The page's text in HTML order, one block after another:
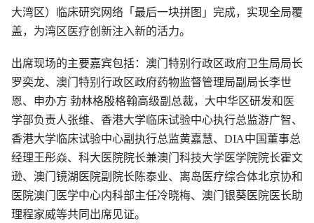
大湾区）临床研究网络「最后一块拼图」完成，实现全局覆
盖，为湾区医疗创新注入新的活力。
出席现场的主要嘉宾包括：澳门特别行政区政府卫生局局长
罗奕龙、澳门特别行政区政府药物监督管理局副局长李世
恩、申办方 勃林格殷格翰高级副总裁，大中华区研发和医
学部负责人张维、香港大学临床试验中心执行总监游广智、
香港大学临床试验中心副执行总监黄嘉慧、DIA中国董事总
经理王彤焱、科大医院院长兼澳门科技大学医学院院长霍文
逊、澳门镜湖医院副院长陈泰业、离岛医疗综合体北京协和
医院澳门医学中心内科部主任冷晓梅、澳门银葵医院医长助
理程家威等共同出席见证。